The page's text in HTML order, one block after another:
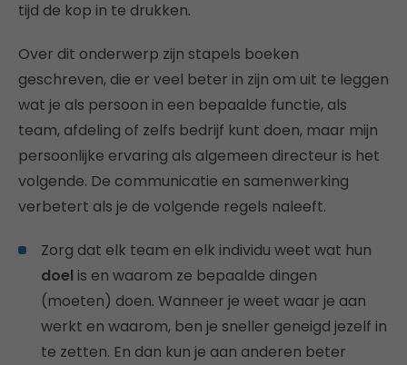
tijd de kop in te drukken.
Over dit onderwerp zijn stapels boeken
geschreven, die er veel beter in zijn om uit te leggen
wat je als persoon in een bepaalde functie, als
team, afdeling of zelfs bedrijf kunt doen, maar mijn
persoonlijke ervaring als algemeen directeur is het
volgende. De communicatie en samenwerking
verbetert als je de volgende regels naleeft.
Zorg dat elk team en elk individu weet wat hun
doel is en waarom ze bepaalde dingen
(moeten) doen. Wanneer je weet waar je aan
werkt en waarom, ben je sneller geneigd jezelf in
te zetten. En dan kun je aan anderen beter